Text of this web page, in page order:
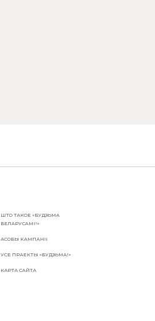
ШТО ТАКОЕ «БУДЗЬМА
БЕЛАРУСАМІ!»
АСОБЫ КАМПАНІІ
УСЕ ПРАЕКТЫ «БУДЗЬМА!»
КАРТА САЙТА